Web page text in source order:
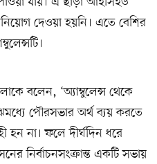
দেওয়া হয়নি। এতে বেশির
বলেন, ‘অ্যাম্বুলেন্স থেকে
পৌরসভার অর্থ ব্যয় করতে
হন না। ফলে দীর্ঘদিন ধরে
নির্বাচনসংক্রান্ত একটি সভায়